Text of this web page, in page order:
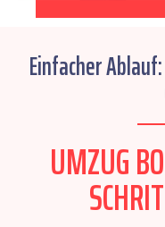
Einfacher
UMZUG